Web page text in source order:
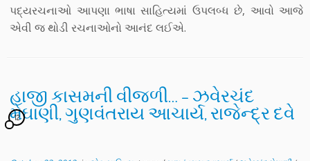
પદ્યરચનાઓ આપણા ભાષા સાહિત્યમાં ઉપલબ્ધ છે, આવો આજે
એવી જ થોડી રચનાઓનો આનંદ લઈએ.
હાજી કાસમની વીજળી… – ઝવેરચંદ
મેઘાણી, ગુણવંતરાય આચાર્ય, રાજેન્દ્ર દવે
12